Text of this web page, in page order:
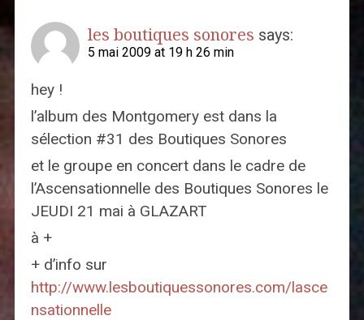
les boutiques sonores says:
5 mai 2009 at 19 h 26 min
hey !
l’album des Montgomery est dans la
sélection #31 des Boutiques Sonores
et le groupe en concert dans le cadre de
l’Ascensationnelle des Boutiques Sonores le
JEUDI 21 mai à GLAZART
à +
+ d’info sur
http://www.lesboutiquessonores.com/lasce
nsationnelle